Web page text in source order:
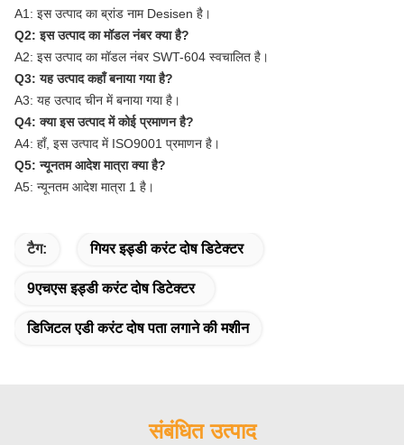
A1: इस उत्पाद का ब्रांड नाम Desisen है।
Q2: इस उत्पाद का मॉडल नंबर क्या है?
A2: इस उत्पाद का मॉडल नंबर SWT-604 स्वचालित है।
Q3: यह उत्पाद कहाँ बनाया गया है?
A3: यह उत्पाद चीन में बनाया गया है।
Q4: क्या इस उत्पाद में कोई प्रमाणन है?
A4: हाँ, इस उत्पाद में ISO9001 प्रमाणन है।
Q5: न्यूनतम आदेश मात्रा क्या है?
A5: न्यूनतम आदेश मात्रा 1 है।
टैग: गियर इड्डी करंट दोष डिटेक्टर
9एचएस इड्डी करंट दोष डिटेक्टर
डिजिटल एडी करंट दोष पता लगाने की मशीन
संबंधित उत्पाद